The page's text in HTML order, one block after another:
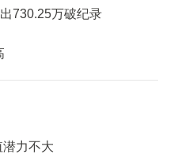
730.25万破纪录
潜力不大